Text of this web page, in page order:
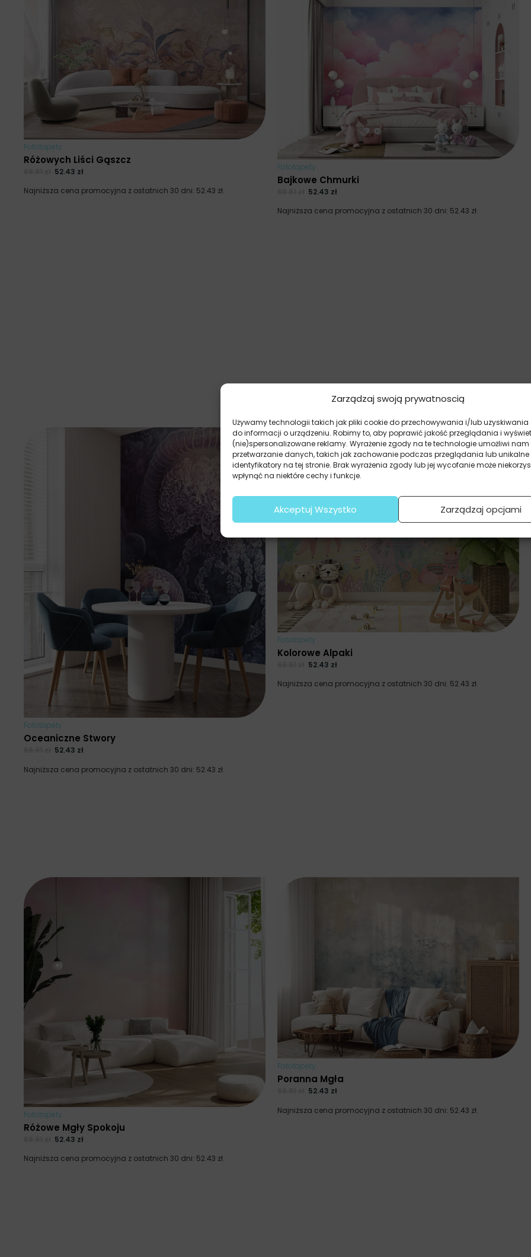
Zarządzaj swoją prywatnoscią
Używamy technologii takich jak pliki cookie do przechowywania i/lub
do informacji o urządzeniu. Robimy to, aby poprawić jakość przeglądania i
(nie)spersonalizowane reklamy. Wyrażenie zgody na te technologie umożliwi nam
przetwarzanie danych, takich jak zachowanie podczas przeglądania lub unikalne
identyfikatory na tej stronie. Brak wyrażenia zgody lub jej wycofanie może
wpłynąć na niektóre cechy i funkcje.
Akceptuj Wszystko Zarządzaj opcjami
Fototapety
Różowych Liści Gąszcz
52.43 zł
Najniższa cena promocyjna z ostatnich 30 dni: 52.43 zł.
Fototapety
Bajkowe Chmurki
52.43 zł
Najniższa cena promocyjna z ostatnich 30 dni: 52.43 zł.
Fototapety
Oceaniczne Stwory
52.43 zł
Najniższa cena promocyjna z ostatnich 30 dni: 52.43 zł.
Fototapety
Kolorowe Alpaki
52.43 zł
Najniższa cena promocyjna z ostatnich 30 dni: 52.43 zł.
Fototapety
Różowe Mgły Spokoju
52.43 zł
Najniższa cena promocyjna z ostatnich 30 dni: 52.43 zł.
Fototapety
Poranna Mgła
52.43 zł
Najniższa cena promocyjna z ostatnich 30 dni: 52.43 zł.